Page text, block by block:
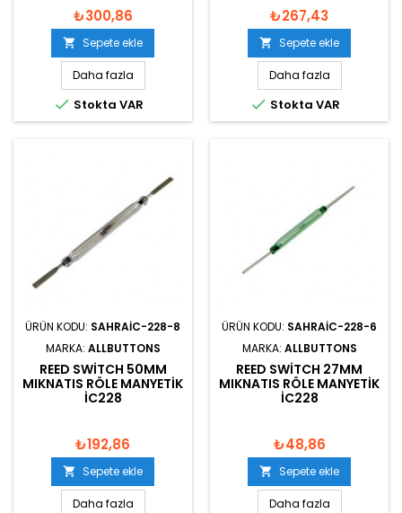
₺300,86
 Sepete ekle
Daha fazla
 Stokta VAR
₺267,43
 Sepete ekle
Daha fazla
 Stokta VAR
ÜRÜN KODU: SAHRAIC-228-8
MARKA: ALLBUTTONS
REED SWITCH 50MM
MIKNATIS RÖLE MANYETIK
IC228
₺192,86
 Sepete ekle
Daha fazla
ÜRÜN KODU: SAHRAIC-228-6
MARKA: ALLBUTTONS
REED SWITCH 27MM
MIKNATIS RÖLE MANYETIK
IC228
₺48,86
 Sepete ekle
Daha fazla